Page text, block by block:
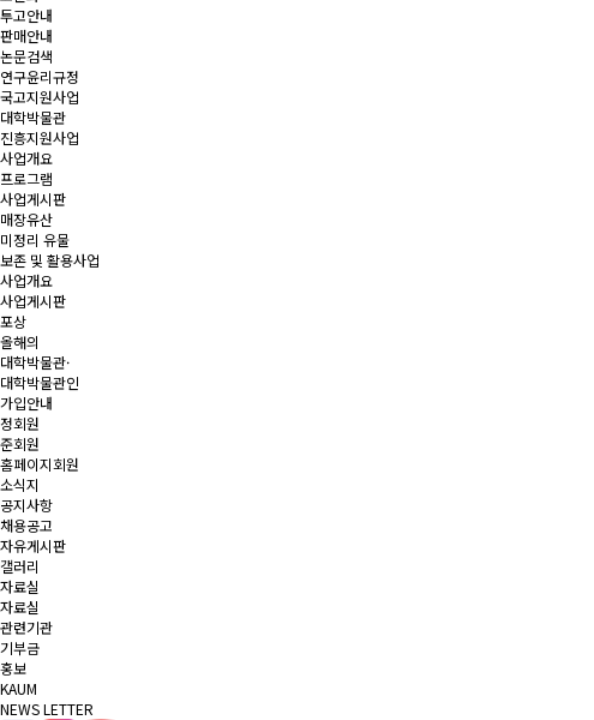
투고안내
판매안내
논문검색
연구윤리규정
국고지원사업
대학박물관
진흥지원사업
사업개요
프로그램
사업게시판
매장유산
미정리 유물
보존 및 활용사업
사업개요
사업게시판
포상
올해의
대학박물관·
대학박물관인
가입안내
정회원
준회원
홈페이지회원
소식지
공지사항
채용공고
자유게시판
갤러리
자료실
자료실
관련기관
기부금
홍보
KAUM
NEWS LETTER